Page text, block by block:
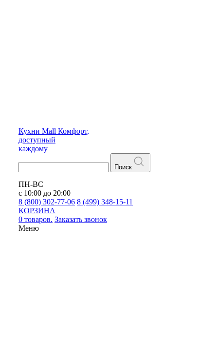
Кухни Mall Комфорт,
доступный
каждому
Поиск
ПН-ВС
с 10:00 до 20:00
8 (800) 302-77-06 8 (499) 348-15-11
КОРЗИНА
0 товаров. Заказать звонок
Меню